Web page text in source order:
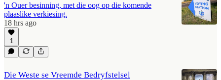
'n Ouer besinning, met die oog op die komende
plaaslike verkiesing.
18 hrs ago
1
Die Weste se Vreemde Bedryfstelsel